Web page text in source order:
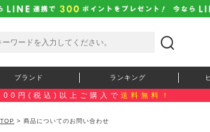
ブランド ランキング
円(税込)以上ご購入で 送料無料！
> 商品についてのお問い合わせ